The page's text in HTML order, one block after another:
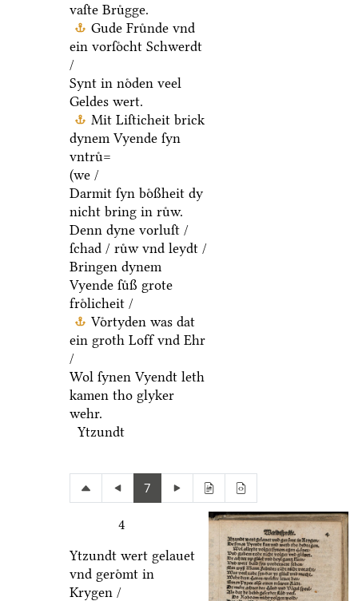
vaſte Bruͤgge.
Gude Fruͤnde vnd
ein vorſoͤcht Schwerdt
/
Synt in noͤden veel
Geldes wert.
Mit Liſticheit brick
dynem Vyende ſyn
vntruͤ=
(we /
Darmit ſyn boͤßheit dy
nicht bring in ruͤw.
Denn dyne vorluſt /
ſchad / ruͤw vnd leydt /
Bringen dynem
Vyende ſuͤß grote
froͤlicheit /
Voͤrtyden was dat
ein groth Loff vnd Ehr
/
Wol ſynen Vyendt leth
kamen tho glyker
wehr.
Ytzundt
7
4
Ytzundt wert gelauet
vnd geroͤmt in
Krygen /